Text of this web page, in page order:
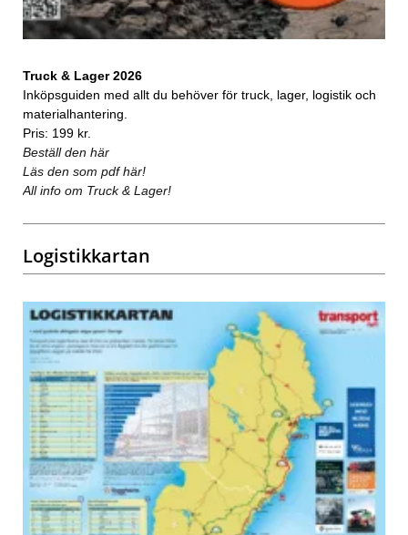
Truck & Lager 2026
Inköpsguiden med allt du behöver för truck, lager, logistik och
materialhantering.
Pris: 199 kr.
Beställ den här
Läs den som pdf här!
All info om Truck & Lager!
Logistikkartan